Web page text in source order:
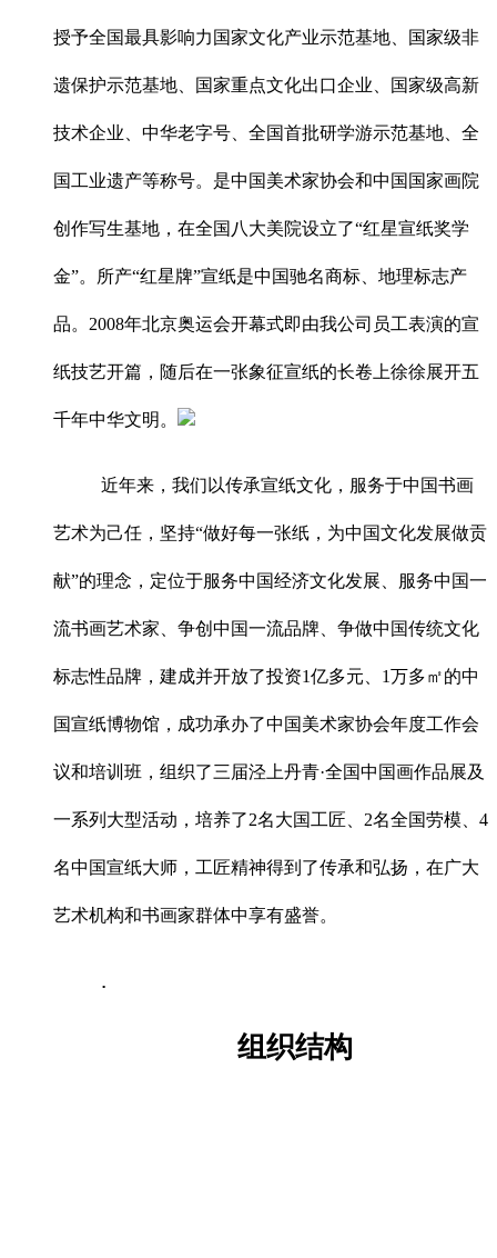
授予全国最具影响力国家文化产业示范基地、国家级非
遗保护示范基地、国家重点文化出口企业、国家级高新
技术企业、中华老字号、全国首批研学游示范基地、全
国工业遗产等称号。是中国美术家协会和中国国家画院
创作写生基地，在全国八大美院设立了“红星宣纸奖学
金”。所产“红星牌”宣纸是中国驰名商标、地理标志产
品。2008年北京奥运会开幕式即由我公司员工表演的宣
纸技艺开篇，随后在一张象征宣纸的长卷上徐徐展开五
千年中华文明。
近年来，我们以传承宣纸文化，服务于中国书画
艺术为己任，坚持“做好每一张纸，为中国文化发展做贡
献”的理念，定位于服务中国经济文化发展、服务中国一
流书画艺术家、争创中国一流品牌、争做中国传统文化
标志性品牌，建成并开放了投资1亿多元、1万多㎡的中
国宣纸博物馆，成功承办了中国美术家协会年度工作会
议和培训班，组织了三届泾上丹青·全国中国画作品展及
一系列大型活动，培养了2名大国工匠、2名全国劳模、4
名中国宣纸大师，工匠精神得到了传承和弘扬，在广大
艺术机构和书画家群体中享有盛誉。
.
组织结构